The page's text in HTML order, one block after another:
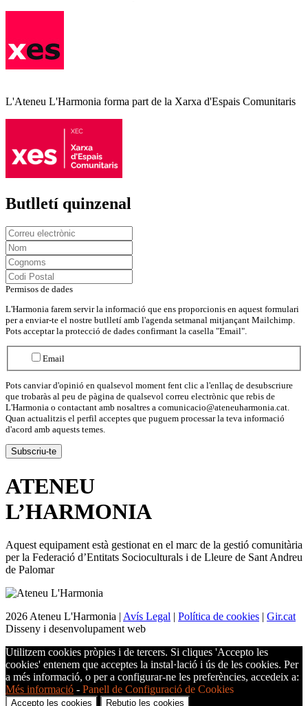
L'Ateneu L'Harmonia forma part de la Xarxa d'Espais Comunitaris
Butlletí quinzenal
Permisos de dades
L'Harmonia farem servir la informació que ens proporcionis en aquest formulari
per a enviar-te el nostre butlletí amb l'agenda setmanal mitjançant Mailchimp.
Pots acceptar la protecció de dades confirmant la casella "Email".
Email
Pots canviar d'opinió en qualsevol moment fent clic a l'enllaç de desubscriure
que trobaràs al peu de pàgina de qualsevol correu electrònic que rebis de
L'Harmonia o contactant amb nosaltres a comunicacio@ateneuharmonia.cat.
Quan actualitzis el perfil acceptes que puguem processar la teva informació
d'acord amb aquests temes.
ATENEU
L’HARMONIA
Aquest equipament està gestionat en el marc de la gestió comunitària
per la Federació d’Entitats Socioculturals i de Lleure de Sant Andreu
de Palomar
2026 Ateneu L'Harmonia | Avís Legal | Política de cookies | Gir.cat
Disseny i desenvolupament web
Utilitzem cookies pròpies i de tercers. Si cliques 'Accepto les
cookies' entenem que acceptes la instal·lació i ús de les cookies. Per
a més informació, o per a configurar-ne les preferències, accedeix a:
Més informació - Panell de Configuració de Cookies
Accepto les cookies Rebutjo les cookies